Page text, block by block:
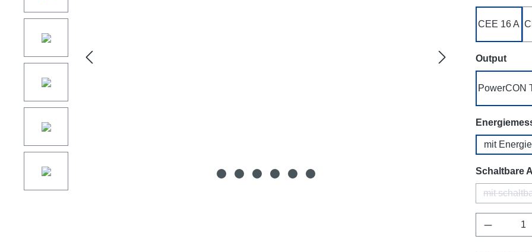
CEE 16 A
Output
PowerCON
mit
Schaltbare
mit